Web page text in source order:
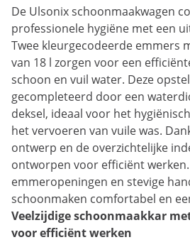
De Ulsonix schoonmaakwagen
professionele hygiëne met een
Twee kleurgecodeerde emmers
van 18 l zorgen voor een
schoon en vuil water. Deze
gecompleteerd door een
deksel, ideaal voor het
het vervoeren van vuile was.
ontwerp en de overzichtelijke
ontworpen voor efficiënt
emmeropeningen en stevige
schoonmaken comfortabel en
Veelzijdige schoonmaakkar
voor efficiënt werken